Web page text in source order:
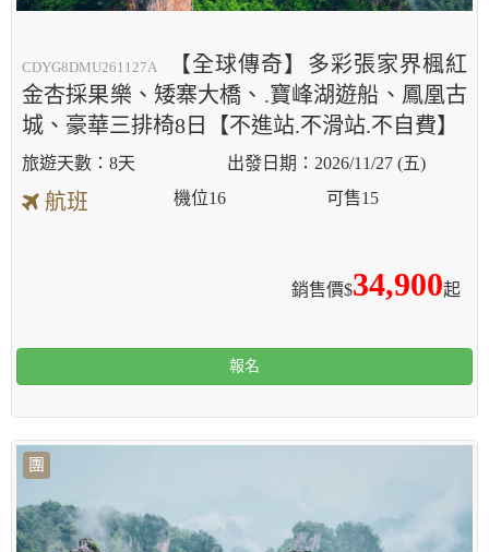
CDYG8DMU261127A
【全球傳奇】多彩張家界楓紅
金杏採果樂、矮寨大橋、.寶峰湖遊船、鳳凰古
城、豪華三排椅8日【不進站.不滑站.不自費】
8天 2026/11/27 (五)
航班
銷售價$34,900起
機位16 可售15
報名
團